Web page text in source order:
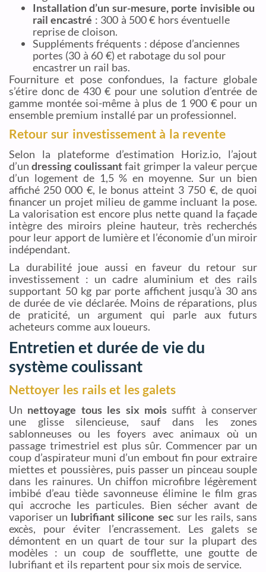
Installation d’un sur-mesure, porte invisible ou
rail encastré : 300 à 500 € hors éventuelle
reprise de cloison.
Suppléments fréquents : dépose d’anciennes
portes (30 à 60 €) et rabotage du sol pour
encastrer un rail bas.
Fourniture et pose confondues, la facture globale
s’étire donc de 430 € pour une solution d’entrée de
gamme montée soi-même à plus de 1 900 € pour un
ensemble premium installé par un professionnel.
Retour sur investissement à la revente
Selon la plateforme d’estimation Horiz.io, l’ajout
d’undressing coulissantfait grimper la valeur perçue
d’un logement de 1,5 % en moyenne. Sur un bien
affiché 250 000 €, le bonus atteint 3 750 €, de quoi
financer un projet milieu de gamme incluant la pose.
La valorisation est encore plus nette quand la façade
intègre des miroirs pleine hauteur, très recherchés
pour leur apport de lumière et l’économie d’un miroir
indépendant.
La durabilité joue aussi en faveur du retour sur
investissement : un cadre aluminium et des rails
supportant 50 kg par porte affichent jusqu’à 30 ans
de durée de vie déclarée. Moins de réparations, plus
de praticité, un argument qui parle aux futurs
acheteurs comme aux loueurs.
Entretien et durée de vie du
système coulissant
Nettoyer les rails et les galets
Un nettoyage tous les six moissuffit à conserver
une glisse silencieuse, sauf dans les zones
sablonneuses ou les foyers avec animaux où un
passage trimestriel est plus sûr. Commencer par un
coup d’aspirateur muni d’un embout fin pour extraire
miettes et poussières, puis passer un pinceau souple
dans les rainures. Un chiffon microfibre légèrement
imbibé d’eau tiède savonneuse élimine le film gras
qui accroche les particules. Bien sécher avant de
vaporiser un lubrifiant silicone sec sur les rails, sans
excès, pour éviter l’encrassement. Les galets se
démontent en un quart de tour sur la plupart des
modèles : un coup de soufflette, une goutte de
lubrifiant et ils repartent pour six mois de service.